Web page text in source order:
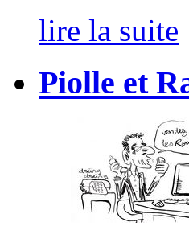
lire la suite
Piolle et